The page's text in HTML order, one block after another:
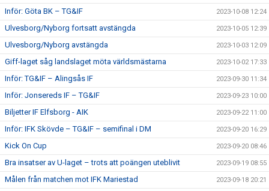
Inför: Göta BK – TG&IF 2023-10-08 12:24
Ulvesborg/Nyborg fortsatt avstängda 2023-10-05 12:39
Ulvesborg/Nyborg avstängda 2023-10-03 12:09
Giff-laget såg landslaget möta världsmästarna 2023-10-02 17:33
Inför: TG&IF – Alingsås IF 2023-09-30 11:34
Inför: Jonsereds IF – TG&IF 2023-09-23 10:00
Biljetter IF Elfsborg - AIK 2023-09-22 11:00
Inför: IFK Skövde – TG&IF – semifinal i DM 2023-09-20 16:29
Kick On Cup 2023-09-20 08:46
Bra insatser av U-laget – trots att poängen uteblivit 2023-09-19 08:55
Målen från matchen mot IFK Mariestad 2023-09-18 20:21